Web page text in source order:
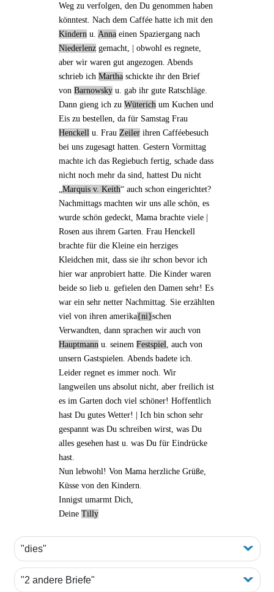
Weg zu verfolgen, den Du genommen haben
könntest. Nach dem Caffée hatte ich mit den
Kindern u. Anna einen Spaziergang nach
Niederlenz gemacht, | obwohl es regnete,
aber wir waren gut angezogen. Abends
schrieb ichMartha schickte ihr denBrief
vonBarnowsky u. gab ihr gute Ratschläge.
Dann gieng ich zuWüterich um Kuchen und
Eis zu bestellen, da für Samstag Frau
Henckell u.Frau Zeiler ihren Cafféebesuch
bei uns zugesagt hatten. Gestern Vormittag
machte ich dasRegiebuch fertig, schade dass
nicht noch mehr da sind, hattest Du nicht
„Marquis v. Keith“ auch schon eingerichtet?
Nachmittags machten wir uns alle schön, es
wurde schön gedeckt, Mama brachte viele |
Rosen aus ihrem Garten. Frau Henckell
brachte für die Kleine ein herziges
Kleidchen mit,dass sie ihr schon bevor ich
hier war anprobiert hatte. Die Kinder waren
beide so lieb u. gefielen den Damen sehr! Es
war ein sehr netter Nachmittag. Sie erzählten
viel von ihrenamerika ni schen
Verwandten , dann sprachen wir auch von
Hauptmann u. seinemFestspiel
, auch von
unsern Gastspielen . Abends badete ich.
Leider regnet es immer noch. Wir
langweilen uns absolut nicht, aber freilich ist
es im Garten doch viel schöner! Hoffentlich
hast Du gutes Wetter! | Ich bin schon sehr
gespannt was Du schreiben wirst, was Du
alles gesehen hast u. was Du für Eindrücke
hast.
Nun lebwohl! Von Mama herzliche Grüße,
Küsse von den Kindern.
Innigst umarmt Dich,
DeineTilly
"dies"
"2 andere Briefe"